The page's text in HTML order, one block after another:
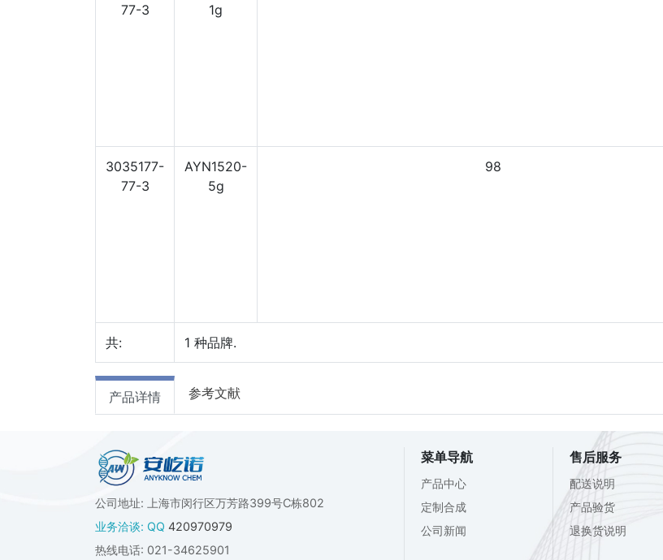
77-3
1g
3035177-
77-3
AYN1520-
5g
98
共: 1 种品牌.
产品详情 参考文献
公司地址: 上海市闵行区万芳路399号C栋802
业务洽谈: QQ 420970979
热线电话: 021-34625901
菜单导航
产品中心
定制合成
公司新闻
售后服务
配送说明
产品验货
退换货说明